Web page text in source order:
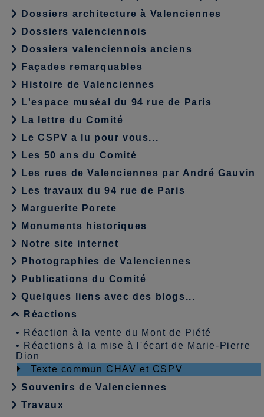
Dossiers architecture à Valenciennes
Dossiers valenciennois
Dossiers valenciennois anciens
Façades remarquables
Histoire de Valenciennes
L'espace muséal du 94 rue de Paris
La lettre du Comité
Le CSPV a lu pour vous...
Les 50 ans du Comité
Les rues de Valenciennes par André Gauvin
Les travaux du 94 rue de Paris
Marguerite Porete
Monuments historiques
Notre site internet
Photographies de Valenciennes
Publications du Comité
Quelques liens avec des blogs...
Réactions
•
Réaction à la vente du Mont de Piété
•
Réactions à la mise à l'écart de Marie-Pierre
Dion
Texte commun CHAV et CSPV
Souvenirs de Valenciennes
Travaux